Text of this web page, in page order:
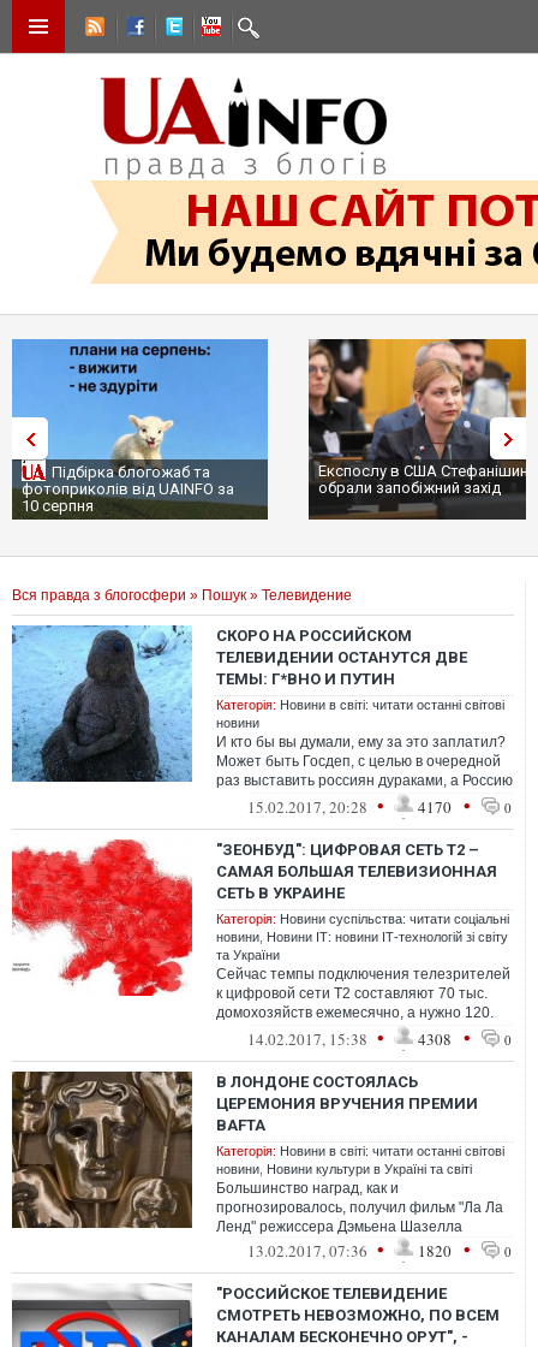
Підбірка блогожаб та
фотоприколів від UAINFO за
10 серпня
Експослу в США
обрали запобіжний захід
Вся правда з блогосфери » Пошук » Телевидение
СКОРО НА РОССИЙСКОМ
ТЕЛЕВИДЕНИИ ОСТАНУТСЯ ДВЕ
ТЕМЫ: Г*ВНО И ПУТИН
Категорія: Новини в світі: читати останні світові
новини
И кто бы вы думали, ему за это заплатил?
Может быть Госдеп, с целью в очередной
раз выставить россиян дураками, а Россию
страной, в которой кроме скул...
15.02.2017, 20:28 • 4170 • 0
"ЗЕОНБУД": ЦИФРОВАЯ СЕТЬ Т2 –
САМАЯ БОЛЬШАЯ ТЕЛЕВИЗИОННАЯ
СЕТЬ В УКРАИНЕ
Категорія: Новини суспільства: читати соціальні
новини Новини ІТ: новини ІТ-технологій зі світу
та України
Сейчас темпы подключения телезрителей
к цифровой сети Т2 составляют 70 тыс.
домохозяйств ежемесячно, а нужно 120.
Необходимо активное участие телекана...
14.02.2017, 15:38 • 4308 • 0
В ЛОНДОНЕ СОСТОЯЛАСЬ
ЦЕРЕМОНИЯ ВРУЧЕНИЯ ПРЕМИИ
BAFTA
Категорія: Новини в світі: читати останні світові
новини Новини культури в Україні та світі
Большинство наград, как и
прогнозировалось, получил фильм "Ла Ла
Ленд" режиссера Дэмьена Шазелла
13.02.2017, 07:36 • 1820 • 0
"РОССИЙСКОЕ ТЕЛЕВИДЕНИЕ
СМОТРЕТЬ НЕВОЗМОЖНО, ПО ВСЕМ
КАНАЛАМ БЕСКОНЕЧНО ОРУТ", -